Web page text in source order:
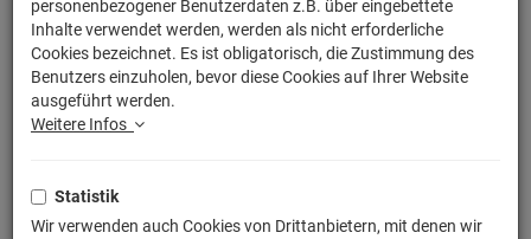
personenbezogener Benutzerdaten z.B. über eingebettete
Inhalte verwendet werden, werden als nicht erforderliche
Cookies bezeichnet. Es ist obligatorisch, die Zustimmung des
Benutzers einzuholen, bevor diese Cookies auf Ihrer Website
ausgeführt werden.
Weitere Infos
Statistik
Wir verwenden auch Cookies von Drittanbietern, mit denen wir